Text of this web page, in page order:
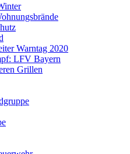
Warntag 2020
LFV Bayern
Grillen